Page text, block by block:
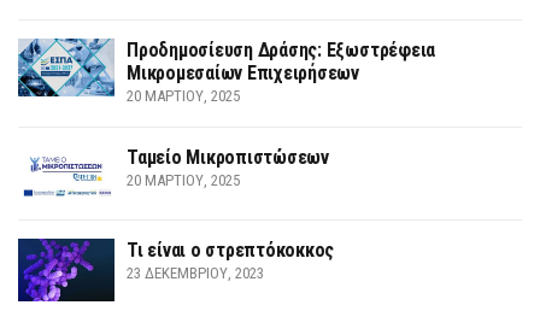
Προδημοσίευση Δράσης: Εξωστρέφεια
Μικρομεσαίων Επιχειρήσεων
20 ΜΑΡΤΊΟΥ, 2025
Ταμείο Μικροπιστώσεων
20 ΜΑΡΤΊΟΥ, 2025
Τι είναι ο στρεπτόκοκκος
23 ΔΕΚΕΜΒΡΊΟΥ, 2023